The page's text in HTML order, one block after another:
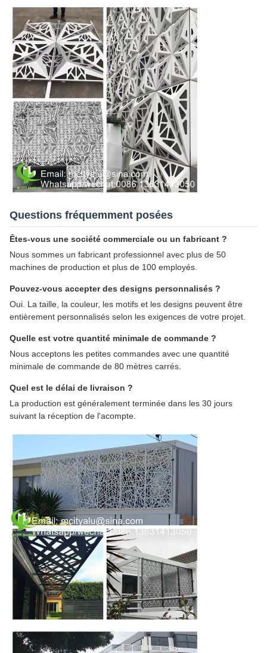
Questions fréquemment posées
Êtes-vous une société commerciale ou un fabricant ?
Nous sommes un fabricant professionnel avec plus de 50
machines de production et plus de 100 employés.
Pouvez-vous accepter des designs personnalisés ?
Oui. La taille, la couleur, les motifs et les designs peuvent être
entièrement personnalisés selon les exigences de votre projet.
Quelle est votre quantité minimale de commande ?
Nous acceptons les petites commandes avec une quantité
minimale de commande de 80 mètres carrés.
Quel est le délai de livraison ?
La production est généralement terminée dans les 30 jours
suivant la réception de l'acompte.